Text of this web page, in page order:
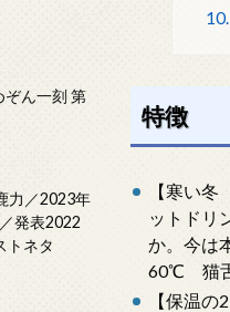
10.
特徴
【寒い
ットドリ
か。今は
60℃ 猫舌
【保温
ぞん一刻 第
力／2023年
発表2022
トネタ